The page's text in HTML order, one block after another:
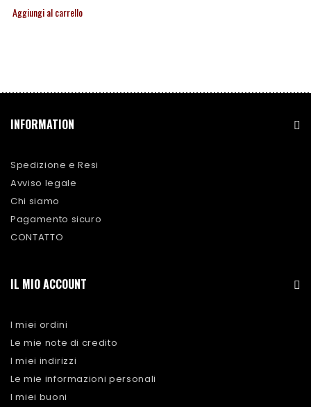
Aggiungi al carrello
INFORMATION
Spedizione e Resi
Avviso legale
Chi siamo
Pagamento sicuro
CONTATTO
IL MIO ACCOUNT
I miei ordini
Le mie note di credito
I miei indirizzi
Le mie informazioni personali
I miei buoni